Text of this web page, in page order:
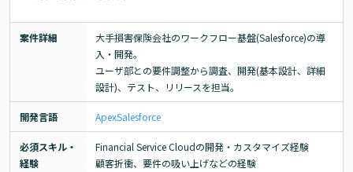
案件詳細
大手損害保険会社のワークフロー基盤(Salesforce)の導
入・開発。
ユーザ部との要件調整から調査、開発(基本設計、詳細
設計)、テスト、リリースを担当。
開発言語 ApexSalesforce
必須スキル・
経験
Financial Service Cloudの開発・カスタマイズ経験
顧客折衝、要件の吸い上げなどの経験